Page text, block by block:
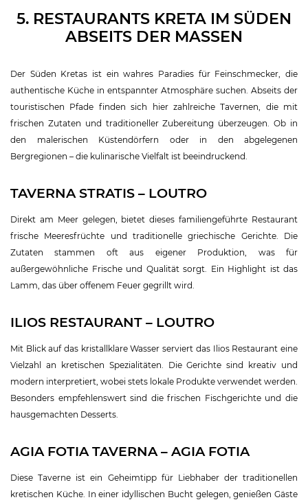
5. RESTAURANTS KRETA IM SÜDEN
ABSEITS DER MASSEN
Der Süden Kretas ist ein wahres Paradies für Feinschmecker, die
authentische Küche in entspannter Atmosphäre suchen. Abseits der
touristischen Pfade finden sich hier zahlreiche Tavernen, die mit
frischen Zutaten und traditioneller Zubereitung überzeugen. Ob in
den malerischen Küstendörfern oder in den abgelegenen
Bergregionen – die kulinarische Vielfalt ist beeindruckend.
TAVERNA STRATIS – LOUTRO
Direkt am Meer gelegen, bietet dieses familiengeführte Restaurant
frische Meeresfrüchte und traditionelle griechische Gerichte. Die
Zutaten stammen oft aus eigener Produktion, was für
außergewöhnliche Frische und Qualität sorgt. Ein Highlight ist das
Lamm, das über offenem Feuer gegrillt wird.
ILIOS RESTAURANT – LOUTRO
Mit Blick auf das kristallklare Wasser serviert das Ilios Restaurant eine
Vielzahl an kretischen Spezialitäten. Die Gerichte sind kreativ und
modern interpretiert, wobei stets lokale Produkte verwendet werden.
Besonders empfehlenswert sind die frischen Fischgerichte und die
hausgemachten Desserts.
AGIA FOTIA TAVERNA – AGIA FOTIA
Diese Taverne ist ein Geheimtipp für Liebhaber der traditionellen
kretischen Küche. In einer idyllischen Bucht gelegen, genießen Gäste